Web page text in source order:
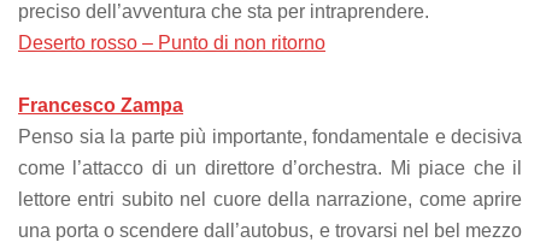
preciso dell’avventura che sta per intraprendere.
Deserto rosso – Punto di non ritorno
Francesco Zampa
Penso sia la parte più importante, fondamentale e decisiva
come l’attacco di un direttore d’orchestra. Mi piace che il
lettore entri subito nel cuore della narrazione, come aprire
una porta o scendere dall’autobus, e trovarsi nel bel mezzo